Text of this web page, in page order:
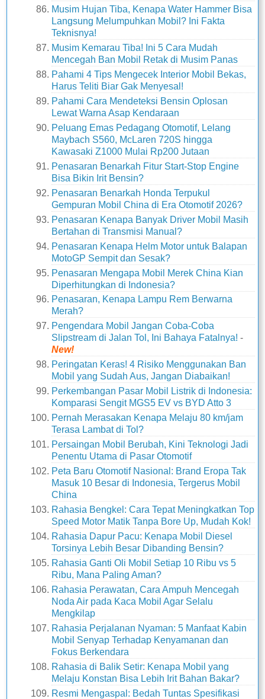
Musim Hujan Tiba, Kenapa Water Hammer Bisa
Langsung Melumpuhkan Mobil? Ini Fakta
Teknisnya!
Musim Kemarau Tiba! Ini 5 Cara Mudah
Mencegah Ban Mobil Retak di Musim Panas
Pahami 4 Tips Mengecek Interior Mobil Bekas,
Harus Teliti Biar Gak Menyesal!
Pahami Cara Mendeteksi Bensin Oplosan
Lewat Warna Asap Kendaraan
Peluang Emas Pedagang Otomotif, Lelang
Maybach S560, McLaren 720S hingga
Kawasaki Z1000 Mulai Rp200 Jutaan
Penasaran Benarkah Fitur Start-Stop Engine
Bisa Bikin Irit Bensin?
Penasaran Benarkah Honda Terpukul
Gempuran Mobil China di Era Otomotif 2026?
Penasaran Kenapa Banyak Driver Mobil Masih
Bertahan di Transmisi Manual?
Penasaran Kenapa Helm Motor untuk Balapan
MotoGP Sempit dan Sesak?
Penasaran Mengapa Mobil Merek China Kian
Diperhitungkan di Indonesia?
Penasaran, Kenapa Lampu Rem Berwarna
Merah?
Pengendara Mobil Jangan Coba-Coba
Slipstream di Jalan Tol, Ini Bahaya Fatalnya! -
New!
Peringatan Keras! 4 Risiko Menggunakan Ban
Mobil yang Sudah Aus, Jangan Diabaikan!
Perkembangan Pasar Mobil Listrik di Indonesia:
Komparasi Sengit MGS5 EV vs BYD Atto 3
Pernah Merasakan Kenapa Melaju 80 km/jam
Terasa Lambat di Tol?
Persaingan Mobil Berubah, Kini Teknologi Jadi
Penentu Utama di Pasar Otomotif
Peta Baru Otomotif Nasional: Brand Eropa Tak
Masuk 10 Besar di Indonesia, Tergerus Mobil
China
Rahasia Bengkel: Cara Tepat Meningkatkan Top
Speed Motor Matik Tanpa Bore Up, Mudah Kok!
Rahasia Dapur Pacu: Kenapa Mobil Diesel
Torsinya Lebih Besar Dibanding Bensin?
Rahasia Ganti Oli Mobil Setiap 10 Ribu vs 5
Ribu, Mana Paling Aman?
Rahasia Perawatan, Cara Ampuh Mencegah
Noda Air pada Kaca Mobil Agar Selalu
Mengkilap
Rahasia Perjalanan Nyaman: 5 Manfaat Kabin
Mobil Senyap Terhadap Kenyamanan dan
Fokus Berkendara
Rahasia di Balik Setir: Kenapa Mobil yang
Melaju Konstan Bisa Lebih Irit Bahan Bakar?
Resmi Mengaspal: Bedah Tuntas Spesifikasi